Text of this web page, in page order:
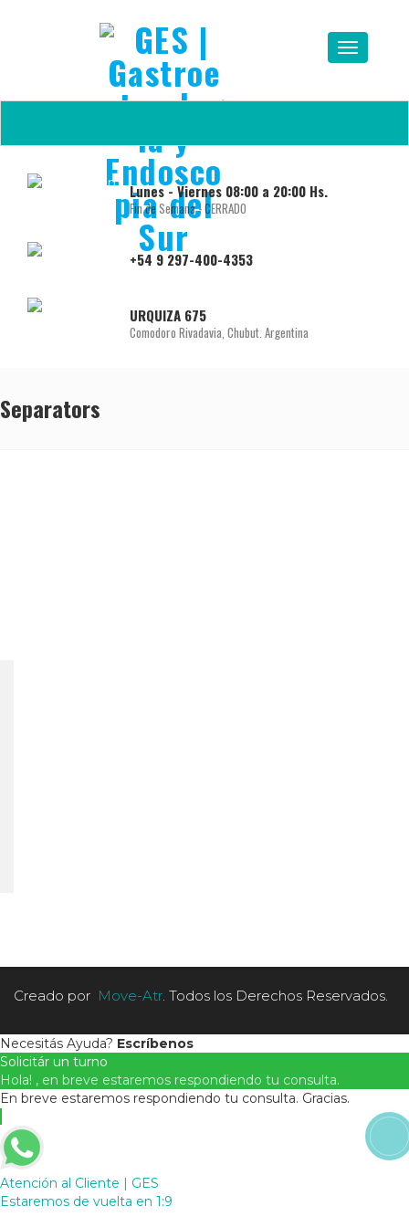
Lunes - Viernes 08:00 a 20:00 Hs.
Fin de Semana - CERRADO
+54 9 297-400-4353
URQUIZA 675
Comodoro Rivadavia, Chubut. Argentina
Separators
Creado por Move-Atr. Todos los Derechos Reservados.
Necesitás Ayuda? Escríbenos
Solicitár un turno
Hola! , en breve estaremos respondiendo tu consulta.
En breve estaremos respondiendo tu consulta. Gracias.
Atención al Cliente | GES
Estaremos de vuelta en 1:9